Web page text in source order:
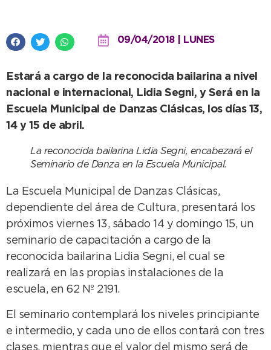
09/04/2018 | LUNES
Estará a cargo de la reconocida bailarina a nivel
nacional e internacional, Lidia Segni, y Será en la
Escuela Municipal de Danzas Clásicas, los días 13,
14 y 15 de abril.
La reconocida bailarina Lidia Segni, encabezará el
Seminario de Danza en la Escuela Municipal.
La Escuela Municipal de Danzas Clásicas,
dependiente del área de Cultura, presentará los
próximos viernes 13, sábado 14 y domingo 15, un
seminario de capacitación a cargo de la
reconocida bailarina Lidia Segni, el cual se
realizará en las propias instalaciones de la
escuela, en 62 Nº 2191.
El seminario contemplará los niveles principiante
e intermedio, y cada uno de ellos contará con tres
clases, mientras que el valor del mismo será de